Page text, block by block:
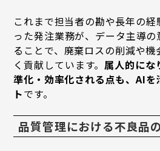
これまで担当者の勘や長年の
った発注業務が、データ主導
ることで、廃棄ロスの削減や
く貢献しています。属人的にな
準化・効率化される点も、AIを
トです。
品質管理における不良品